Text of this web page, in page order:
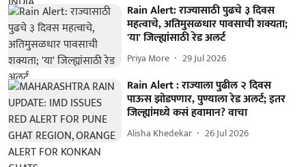
Rain Alert: राज्यासाठी पुढचे ३ दिवस
महत्वाचे, अतिमुसळधार पावसाची शक्यता;
'या' जिल्ह्यांसाठी रेड अलर्ट
Priya More 29 Jul 2026
Rain Alert : राज्याला पुढील २ दिवस
पाऊस झोडपणार, पुण्याला रेड अलर्ट; इतर
जिल्ह्यांमध्ये कसं हवामान? वाचा
Alisha Khedekar 26 Jul 2026